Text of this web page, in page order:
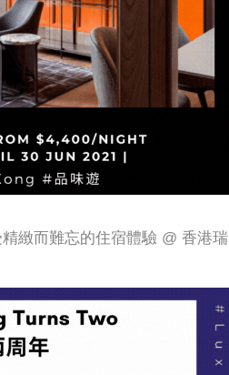
緻而難忘的住宿體驗 @ 香港瑞